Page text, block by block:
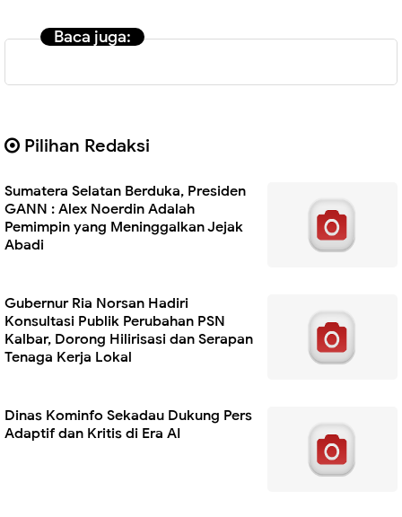
Baca juga:
Pilihan Redaksi
Sumatera Selatan Berduka, Presiden
GANN : Alex Noerdin Adalah
Pemimpin yang Meninggalkan Jejak
Abadi
Gubernur Ria Norsan Hadiri
Konsultasi Publik Perubahan PSN
Kalbar, Dorong Hilirisasi dan Serapan
Tenaga Kerja Lokal
Dinas Kominfo Sekadau Dukung Pers
Adaptif dan Kritis di Era AI